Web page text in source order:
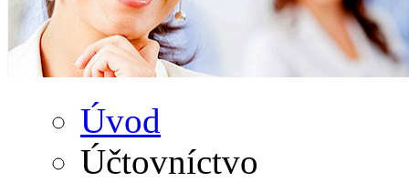
Úvod
Účtovníctvo